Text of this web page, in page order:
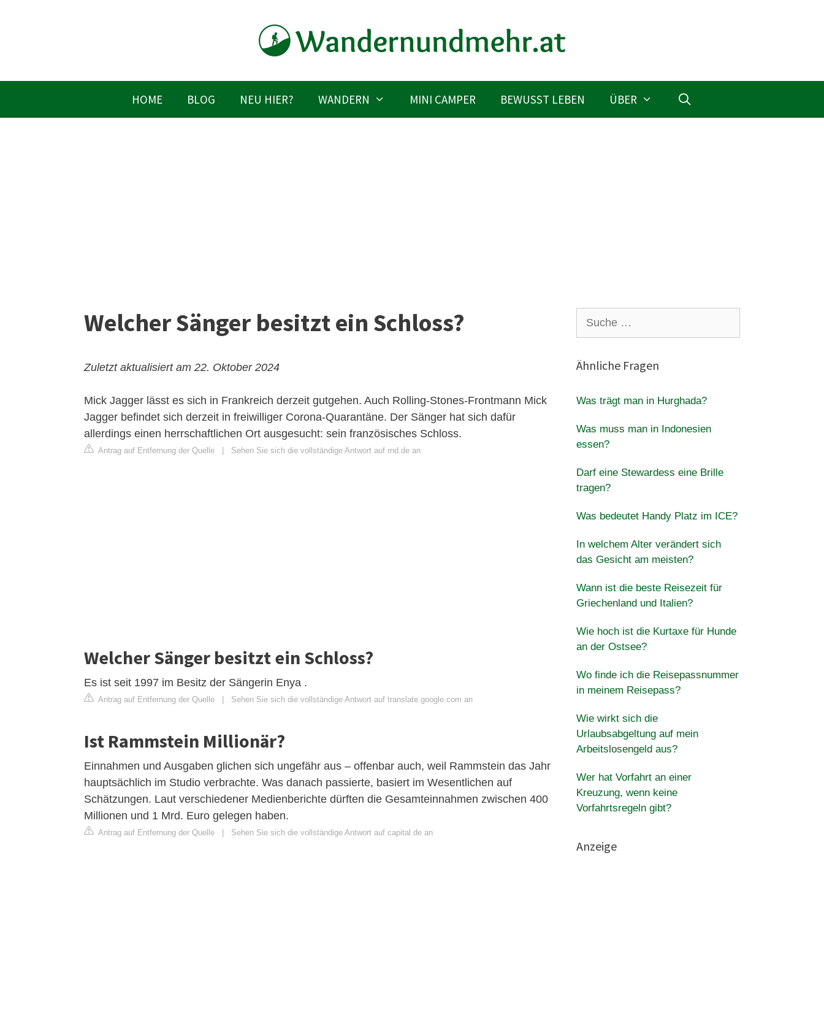
HOME BLOG NEU HIER? WANDERN MINI CAMPER BEWUSST LEBEN ÜBER
Welcher Sänger besitzt ein Schloss?
Zuletzt aktualisiert am 22. Oktober 2024
Mick Jagger lässt es sich in Frankreich derzeit gutgehen. Auch Rolling-Stones-Frontmann Mick
Jagger befindet sich derzeit in freiwilliger Corona-Quarantäne. Der Sänger hat sich dafür
allerdings einen herrschaftlichen Ort ausgesucht: sein französisches Schloss.
Antrag auf Entfernung der Quelle Sehen Sie sich die vollständige Antwort auf rnd.de an
Welcher Sänger besitzt ein Schloss?
Es ist seit 1997 im Besitz der Sängerin Enya .
Antrag auf Entfernung der Quelle Sehen Sie sich die vollständige Antwort auf translate.google.com an
Ist Rammstein Millionär?
Einnahmen und Ausgaben glichen sich ungefähr aus – offenbar auch, weil Rammstein das Jahr
hauptsächlich im Studio verbrachte. Was danach passierte, basiert im Wesentlichen auf
Schätzungen. Laut verschiedener Medienberichte dürften die Gesamteinnahmen zwischen 400
Millionen und 1 Mrd. Euro gelegen haben.
Antrag auf Entfernung der Quelle Sehen Sie sich die vollständige Antwort auf capital.de an
nach:
Ähnliche Fragen
Was trägt man in Hurghada?
Was muss man in Indonesien
essen?
Darf eine Stewardess eine Brille
tragen?
Was bedeutet Handy Platz im ICE?
In welchem Alter verändert sich
das Gesicht am meisten?
Wann ist die beste Reisezeit für
Griechenland und Italien?
Wie hoch ist die Kurtaxe für Hunde
an der Ostsee?
Wo finde ich die Reisepassnummer
in meinem Reisepass?
Wie wirkt sich die
Urlaubsabgeltung auf mein
Arbeitslosengeld aus?
Wer hat Vorfahrt an einer
Kreuzung, wenn keine
Vorfahrtsregeln gibt?
Anzeige